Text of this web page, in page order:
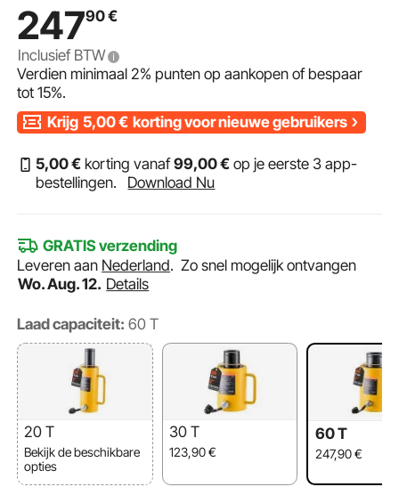
chassiswerkplaatsen, compacte cilinderkrik voor krappe
24790€
Inclusief BTW
Verdien minimaal2% punten op aankopen of bespaar
tot15%.
Krijg 5,00€ korting voor nieuwe gebruikers
5,00€ korting vanaf99,00€ op je eerste 3 app-
bestellingen.
Download Nu
GRATIS verzending
Leveren aan Nederland.Zo snel mogelijk ontvangen
Wo. Aug. 12. Details
Laad capaciteit: 60 T
20 T
Bekijk de beschikbare
opties
30 T
123,90€
60 T
247,90 €